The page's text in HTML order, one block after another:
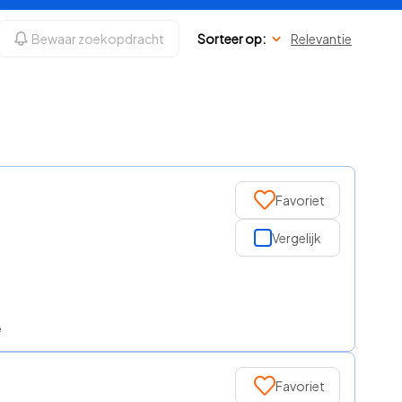
Bewaar zoekopdracht Sorteer op: Relevantie
Favoriet
Vergelijk
Favoriet